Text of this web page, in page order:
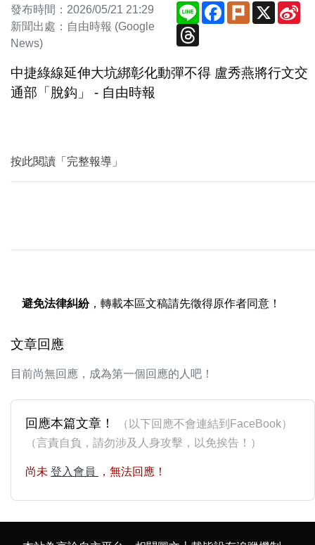
發布時間：2026/05/21 21:29
新聞出處：自由時報 (Google
News)
Line Facebook
Plurk X
中捷綠線延伸大坑綁彰化動彈不得 盧秀燕將行文交
通部「脫鈎」 - 自由時報
按此閱讀「完整報導」
避免法律糾紛，轉載本區文稿請先徵得原作者同意！
文章回應
目前尚無回應，成為第一個回應的人吧！
回應本篇文章！
（以下回應不會連結到FaceBook）
（言責自負，請勿涉及人身攻擊，以免挨告！）
尚未 登入會員 ，無法回應！